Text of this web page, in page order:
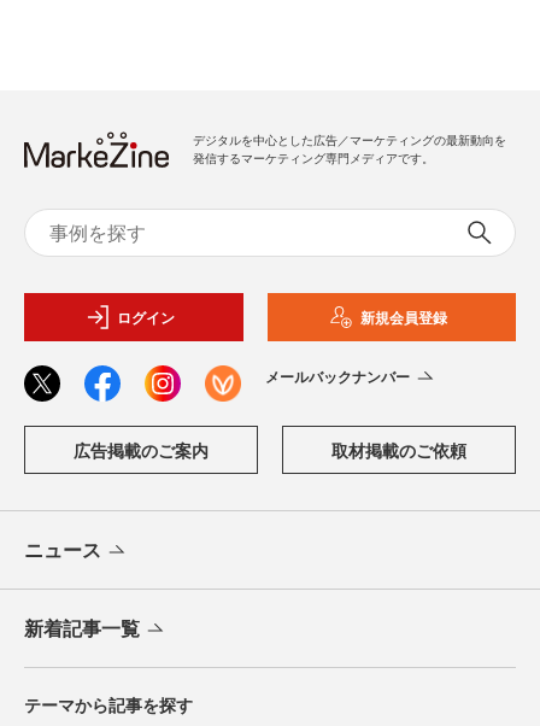
デジタルを中心とした広告／マーケティングの最新動向を
発信するマーケティング専門メディアです。
ログイン 新規会員登録
メールバックナンバー
広告掲載のご案内 取材掲載のご依頼
ニュース
新着記事一覧
テーマから記事を探す